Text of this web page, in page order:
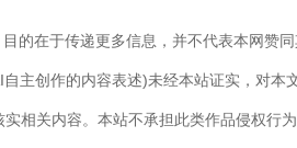
的在于传递更多信息，并不代表本网赞
主创作的内容表述)未经本站证实，对
相关内容。本站不承担此类作品侵权行